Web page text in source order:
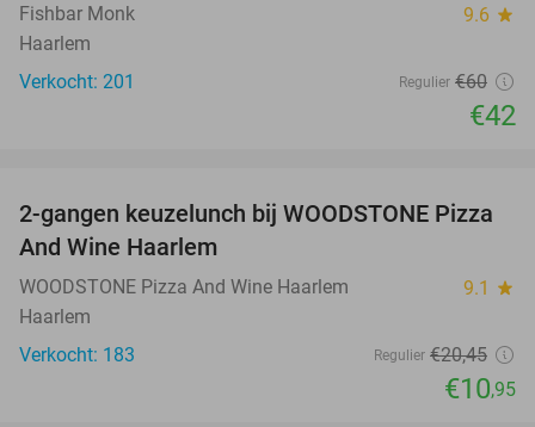
Fishbar Monk 9.6 star
Haarlem
Verkocht: 201
Regulier €60
€42
46%
2-gangen keuzelunch bij WOODSTONE Pizza
And Wine Haarlem
WOODSTONE Pizza And Wine Haarlem 9.1 star
Haarlem
Verkocht: 183
Regulier €20,45
€10,95